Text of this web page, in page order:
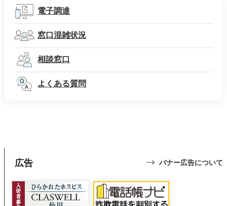
電子調達
窓口混雑状況
相談窓口
よくある質問
広告 バナー広告について